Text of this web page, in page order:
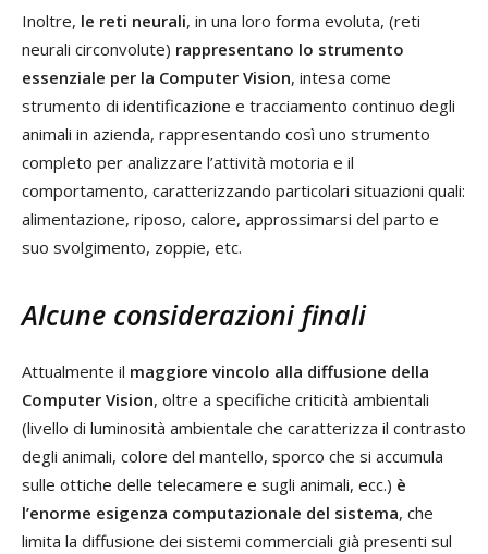
Inoltre, le reti neurali, in una loro forma evoluta, (reti
neurali circonvolute) rappresentano lo strumento
essenziale per la Computer Vision, intesa come
strumento di identificazione e tracciamento continuo degli
animali in azienda, rappresentando così uno strumento
completo per analizzare l’attività motoria e il
comportamento, caratterizzando particolari situazioni quali:
alimentazione, riposo, calore, approssimarsi del parto e
suo svolgimento, zoppie, etc.
Alcune considerazioni finali
Attualmente il maggiore vincolo alla diffusione della
Computer Vision, oltre a specifiche criticità ambientali
(livello di luminosità ambientale che caratterizza il contrasto
degli animali, colore del mantello, sporco che si accumula
sulle ottiche delle telecamere e sugli animali, ecc.) è
l’enorme esigenza computazionale del sistema, che
limita la diffusione dei sistemi commerciali già presenti sul